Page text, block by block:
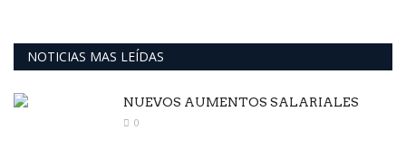
NOTICIAS MAS LEÍDAS
NUEVOS AUMENTOS SALARIALES
0